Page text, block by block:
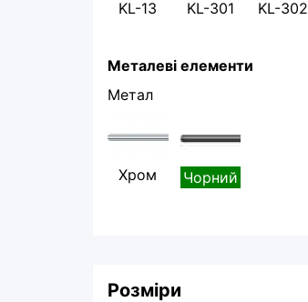
KL-13 KL-301 KL-302
Металеві елементи
Метал
Хром Чорний
Розміри